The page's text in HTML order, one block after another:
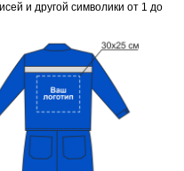
и другой символики от 1 до